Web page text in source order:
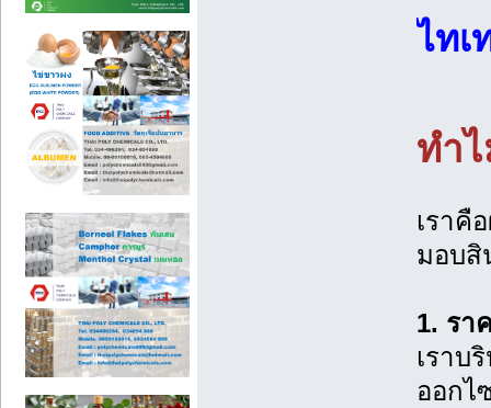
ไทเ
ทำ
เราคื
มอบสิ
1. รา
เราบ
ออกไ